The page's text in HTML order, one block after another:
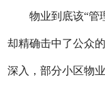
物业到底该“管理
却精确击中了公众
深入，部分小区物